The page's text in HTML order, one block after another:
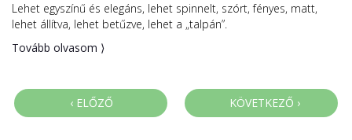
Lehet egyszínű és elegáns, lehet spinnelt, szórt, fényes, matt,
lehet állítva, lehet betűzve, lehet a „talpán”.
Tovább olvasom ⟩